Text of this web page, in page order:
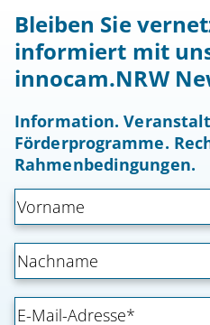
Bleiben Sie
informiert mit
innocam.NRW
Information.
Förderprogramme.
Rahmenbedingungen.